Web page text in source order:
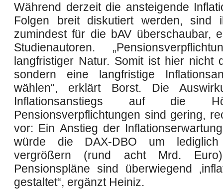
Während derzeit die ansteigende
Folgen breit diskutiert werden, sind
zumindest für die bAV überschaubar,
Studienautoren.
langfristiger Natur. Somit ist hier nicht
sondern eine langfristige
wählen“, erklärt Borst. Die
Inflationsanstiegs auf die
Pensionsverpflichtungen sind gering,
vor: Ein Anstieg der
würde die DAX-DBO um
vergrößern (rund acht Mrd.
Pensionspläne sind überwiegend
gestaltet“, ergänzt Heiniz.